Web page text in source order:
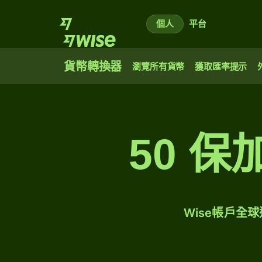
個人 平台
貨幣轉換器 瀏覽所有貨幣 獲取匯率提示
50 保
Wise帳戶全球